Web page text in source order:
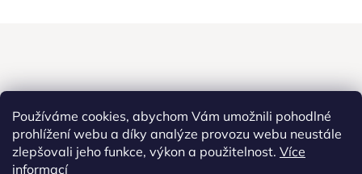
Používáme cookies, abychom Vám umožnili pohodlné
prohlížení webu a díky analýze provozu webu neustále
zlepšovali jeho funkce, výkon a použitelnost. Více
informací
Nakupujte na Diamondi bezpečně a bez obav. Díky HTTPS